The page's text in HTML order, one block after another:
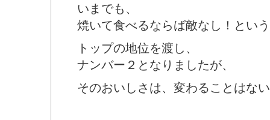
いまでも、
焼いて食べるならば敵なし！とい
トップの地位を渡し、
ナンバー２となりましたが、
そのおいしさは、変わることはな